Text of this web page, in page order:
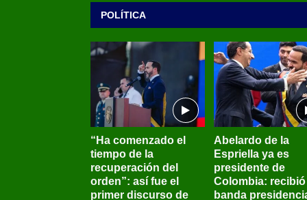
POLÍTICA
“Ha comenzado el
tiempo de la
recuperación del
orden”: así fue el
primer discurso de
Abelardo de la
Espriella ya es
presidente de
Colombia: recibió
banda